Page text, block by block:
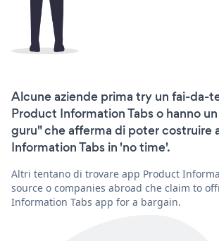
Alcune aziende prima try un fai-da-
Product Information Tabs o hanno
guru" che afferma di poter costruire
Information Tabs in 'no time'.
Altri tentano di trovare app Product
source o companies abroad che claim to
Information Tabs app for a bargain.